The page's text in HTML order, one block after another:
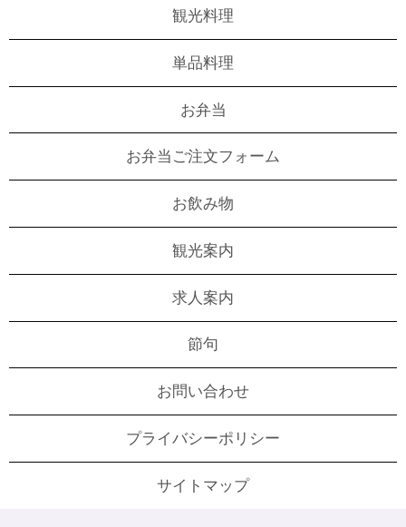
観光料理
単品料理
お弁当
お弁当ご注文フォーム
お飲み物
観光案内
求人案内
節句
お問い合わせ
プライバシーポリシー
サイトマップ